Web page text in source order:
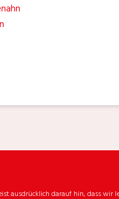
ausdrücklich darauf hin, dass